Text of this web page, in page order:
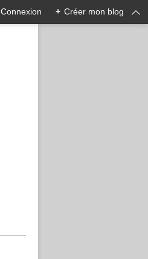
Connexion + Créer mon blog